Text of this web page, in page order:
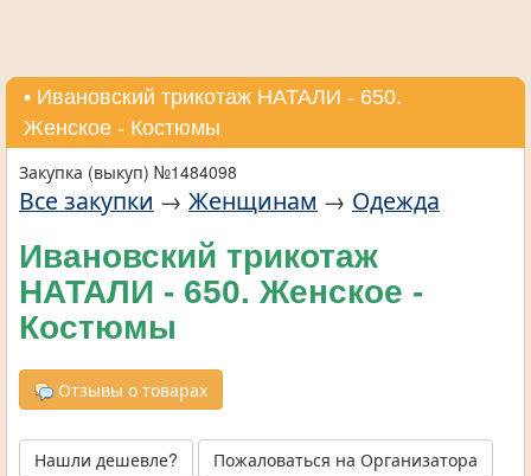
• Ивановский трикотаж НАТАЛИ - 650.
Женское - Костюмы
Закупка (выкуп) №1484098
Все закупки → Женщинам → Одежда
Ивановский трикотаж
НАТАЛИ - 650. Женское -
Костюмы
Отзывы о товарах
Нашли дешевле? Пожаловаться на Организатора